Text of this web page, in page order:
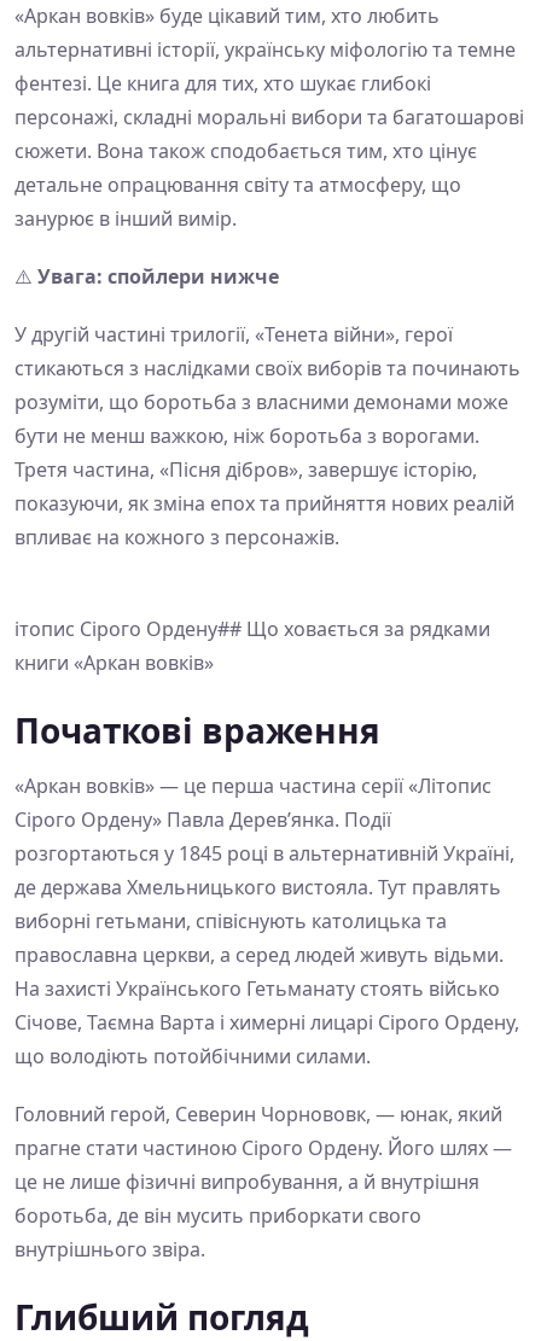
«Аркан вовків» буде цікавий тим, хто любить
альтернативні історії, українську міфологію та темне
фентезі. Це книга для тих, хто шукає глибокі
персонажі, складні моральні вибори та багатошарові
сюжети. Вона також сподобається тим, хто цінує
детальне опрацювання світу та атмосферу, що
занурює в інший вимір.
⚠️ Увага: спойлери нижче
У другій частині трилогії, «Тенета війни», герої
стикаються з наслідками своїх виборів та починають
розуміти, що боротьба з власними демонами може
бути не менш важкою, ніж боротьба з ворогами.
Третя частина, «Пісня дібров», завершує історію,
показуючи, як зміна епох та прийняття нових реалій
впливає на кожного з персонажів.
ітопис Сірого Ордену## Що ховається за рядками
книги «Аркан вовків»
Початкові враження
«Аркан вовків» — це перша частина серії «Літопис
Сірого Ордену» Павла Дерев’янка. Події
розгортаються у 1845 році в альтернативній Україні,
де держава Хмельницького вистояла. Тут правлять
виборні гетьмани, співіснують католицька та
православна церкви, а серед людей живуть відьми.
На захисті Українського Гетьманату стоять військо
Січове, Таємна Варта і химерні лицарі Сірого Ордену,
що володіють потойбічними силами.
Головний герой, Северин Чорнововк, — юнак, який
прагне стати частиною Сірого Ордену. Його шлях —
це не лише фізичні випробування, а й внутрішня
боротьба, де він мусить приборкати свого
внутрішнього звіра.
Глибший погляд